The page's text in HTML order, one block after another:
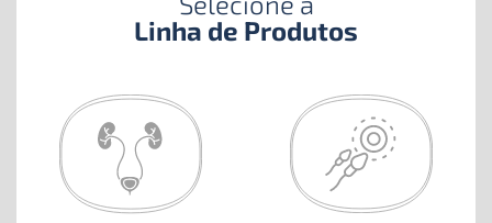
Linha de Produtos